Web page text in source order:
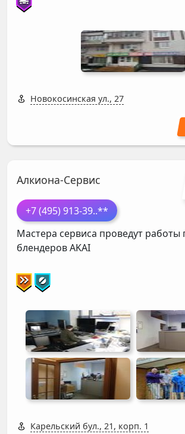
Новокосинская ул., 27
Алкиона-Сервис
+7 (495) 913-39..**
Мастера сервиса проведут работы
блендеровAKAI
Карельский бул., 21, корп. 1